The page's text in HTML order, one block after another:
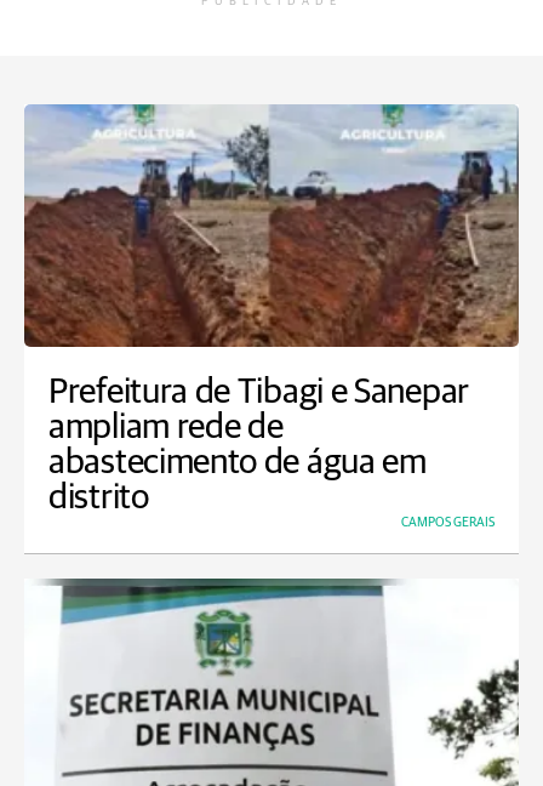
Prefeitura de Tibagi e Sanepar
ampliam rede de
abastecimento de água em
distrito
CAMPOS GERAIS